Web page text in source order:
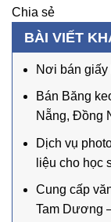
Chia sẻ
BÀI VIẾT
Nơi bán giấy
Bán Băng
Nẵng, Đồng
Dịch vụ
liệu cho học
Cung cấp
Tam Dương